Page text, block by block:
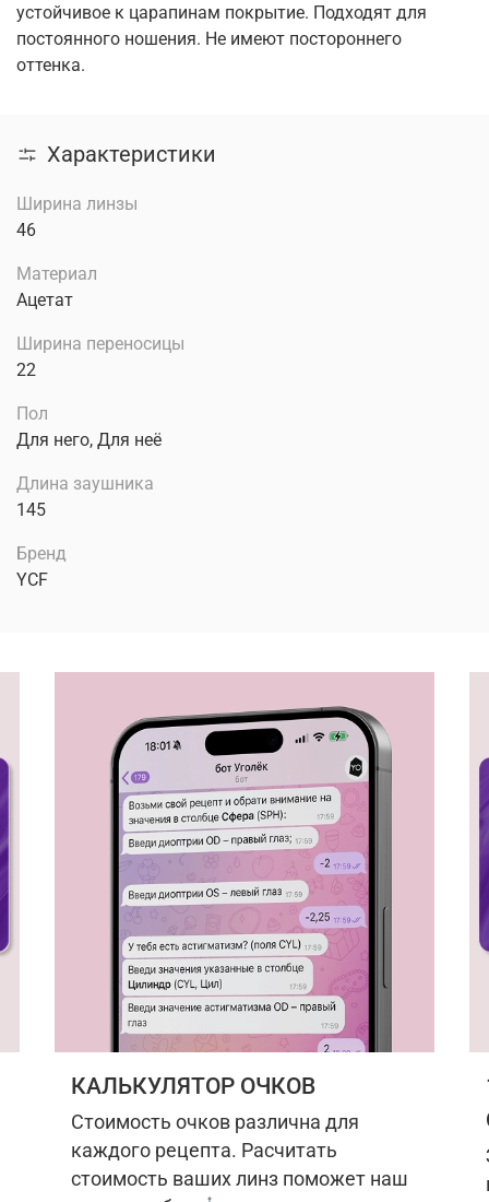
устойчивое к царапинам покрытие. Подходят для
постоянного ношения. Не имеют постороннего
оттенка.
Характеристики
Ширина линзы
46
Материал
Ацетат
Ширина переносицы
22
Пол
Для него, Для неё
Длина заушника
145
Бренд
YCF
КАЛЬКУЛЯТОР ОЧКОВ
Стоимость очков различна для
каждого рецепта. Расчитать
стоимость ваших линз поможет наш